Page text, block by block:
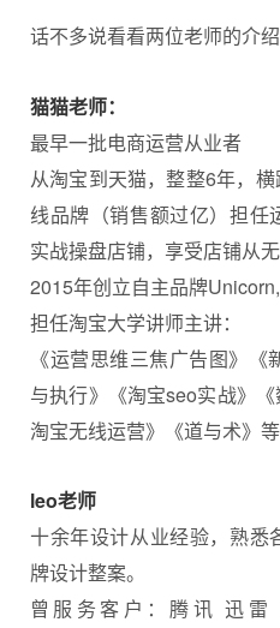
话不多说看看两位老师的介绍
猫猫老师：
最早一批电商运营从业者
从淘宝到天猫，整整6年，
线品牌（销售额过亿）担任
实战操盘店铺，享受店铺从无
2015年创立自主品牌
担任淘宝大学讲师主讲：
《运营思维三焦广告图》
与执行》《淘宝seo实战》
淘宝无线运营》《道与术》
leo老师
十余年设计从业经验，熟悉
牌设计整案。
曾服务客户：腾讯 迅